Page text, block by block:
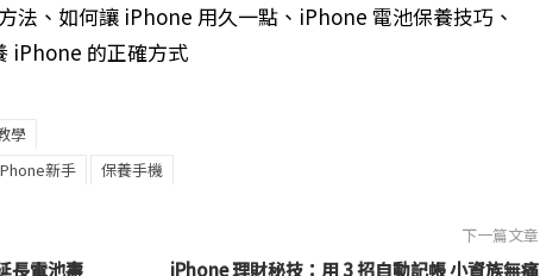
、如何讓 iPhone 用久一點、iPhone 電池保養技巧、
iPhone 的正確方式
學
新手 保養手機
長電池壽
下一篇文章
iPhone 理財秘技：用 3 招自動記帳 小資族無痛